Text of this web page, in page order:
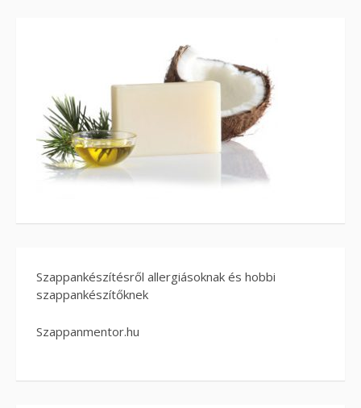
Szappankészítésről allergiásoknak és hobbi
szappankészítőknek
Szappanmentor.hu